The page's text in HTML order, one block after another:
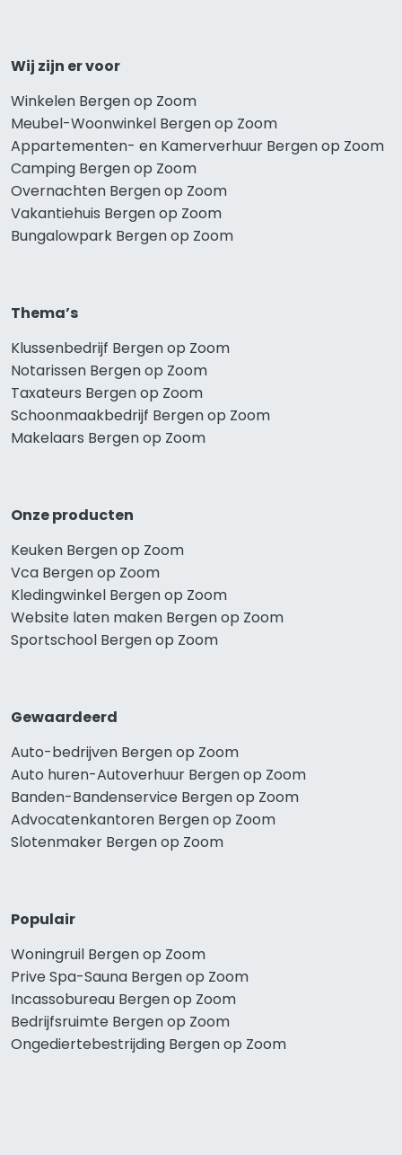
Wij zijn er voor
Winkelen Bergen op Zoom
Meubel-Woonwinkel Bergen op Zoom
Appartementen- en Kamerverhuur Bergen op Zoom
Camping Bergen op Zoom
Overnachten Bergen op Zoom
Vakantiehuis Bergen op Zoom
Bungalowpark Bergen op Zoom
Thema’s
Klussenbedrijf Bergen op Zoom
Notarissen Bergen op Zoom
Taxateurs Bergen op Zoom
Schoonmaakbedrijf Bergen op Zoom
Makelaars Bergen op Zoom
Onze producten
Keuken Bergen op Zoom
Vca Bergen op Zoom
Kledingwinkel Bergen op Zoom
Website laten maken Bergen op Zoom
Sportschool Bergen op Zoom
Gewaardeerd
Auto-bedrijven Bergen op Zoom
Auto huren-Autoverhuur Bergen op Zoom
Banden-Bandenservice Bergen op Zoom
Advocatenkantoren Bergen op Zoom
Slotenmaker Bergen op Zoom
Populair
Woningruil Bergen op Zoom
Prive Spa-Sauna Bergen op Zoom
Incassobureau Bergen op Zoom
Bedrijfsruimte Bergen op Zoom
Ongediertebestrijding Bergen op Zoom